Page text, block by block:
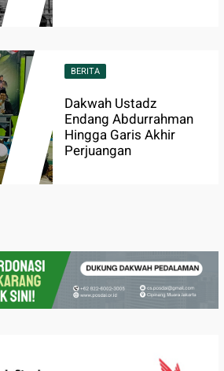
BERITA
Dakwah Ustadz
Endang Abdurrahman
Hingga Garis Akhir
Perjuangan